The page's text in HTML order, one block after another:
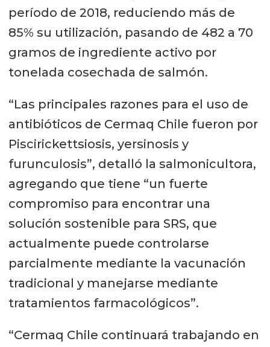
período de 2018, reduciendo más de
85% su utilización, pasando de 482 a 70
gramos de ingrediente activo por
tonelada cosechada de salmón.
“Las principales razones para el uso de
antibióticos de Cermaq Chile fueron por
Piscirickettsiosis, yersinosis y
furunculosis”, detalló la salmonicultora,
agregando que tiene “un fuerte
compromiso para encontrar una
solución sostenible para SRS, que
actualmente puede controlarse
parcialmente mediante la vacunación
tradicional y manejarse mediante
tratamientos farmacológicos”.
“Cermaq Chile continuará trabajando en